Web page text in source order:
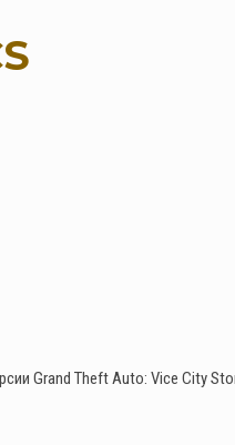
Grand Theft Auto: Vice City